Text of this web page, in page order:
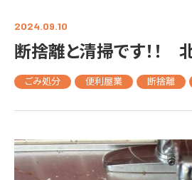
2024.09.10
断捨離と清掃です！！
ごみ処分 便利屋業 断捨離